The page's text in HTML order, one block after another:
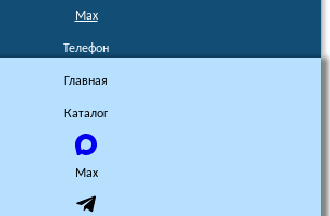
Max
Телефон
Главная
Каталог
Max